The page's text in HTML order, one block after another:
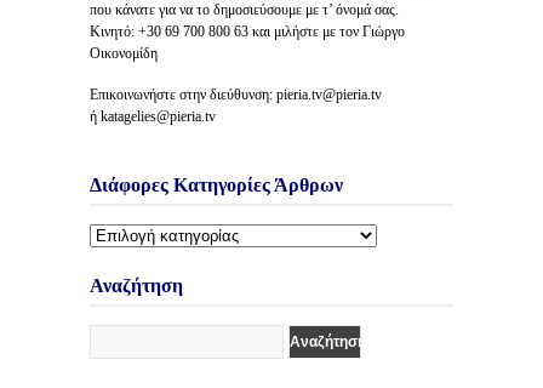
που κάνατε για να το δημοσιεύσουμε με τ’ όνομά σας.
Κινητό: +30 69 700 800 63 και μιλήστε με τον Γιώργο
Οικονομίδη
Επικοινωνήστε στην διεύθυνση: pieria.tv@pieria.tv
ή katagelies@pieria.tv
Διάφορες Κατηγορίες Άρθρων
Διάφορες
Άρθρων
Αναζήτηση